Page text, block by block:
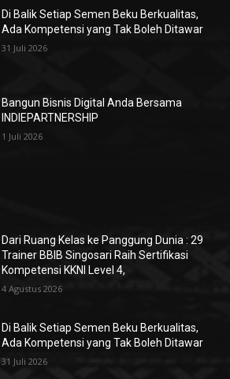
Di Balik Setiap Semen Beku Berkualitas,
Ada Kompetensi yang Tak Boleh Ditawar
31 Juli 2026
Bangun Bisnis Digital Anda Bersama
INDIEPARTNERSHIP
1 Juli 2026
Dari Ruang Kelas ke Panggung Dunia : 29
Trainer BBIB Singosari Raih Sertifikasi
Kompetensi KKNI Level 4,
4 Agustus 2026
Di Balik Setiap Semen Beku Berkualitas,
Ada Kompetensi yang Tak Boleh Ditawar
31 Juli 2026